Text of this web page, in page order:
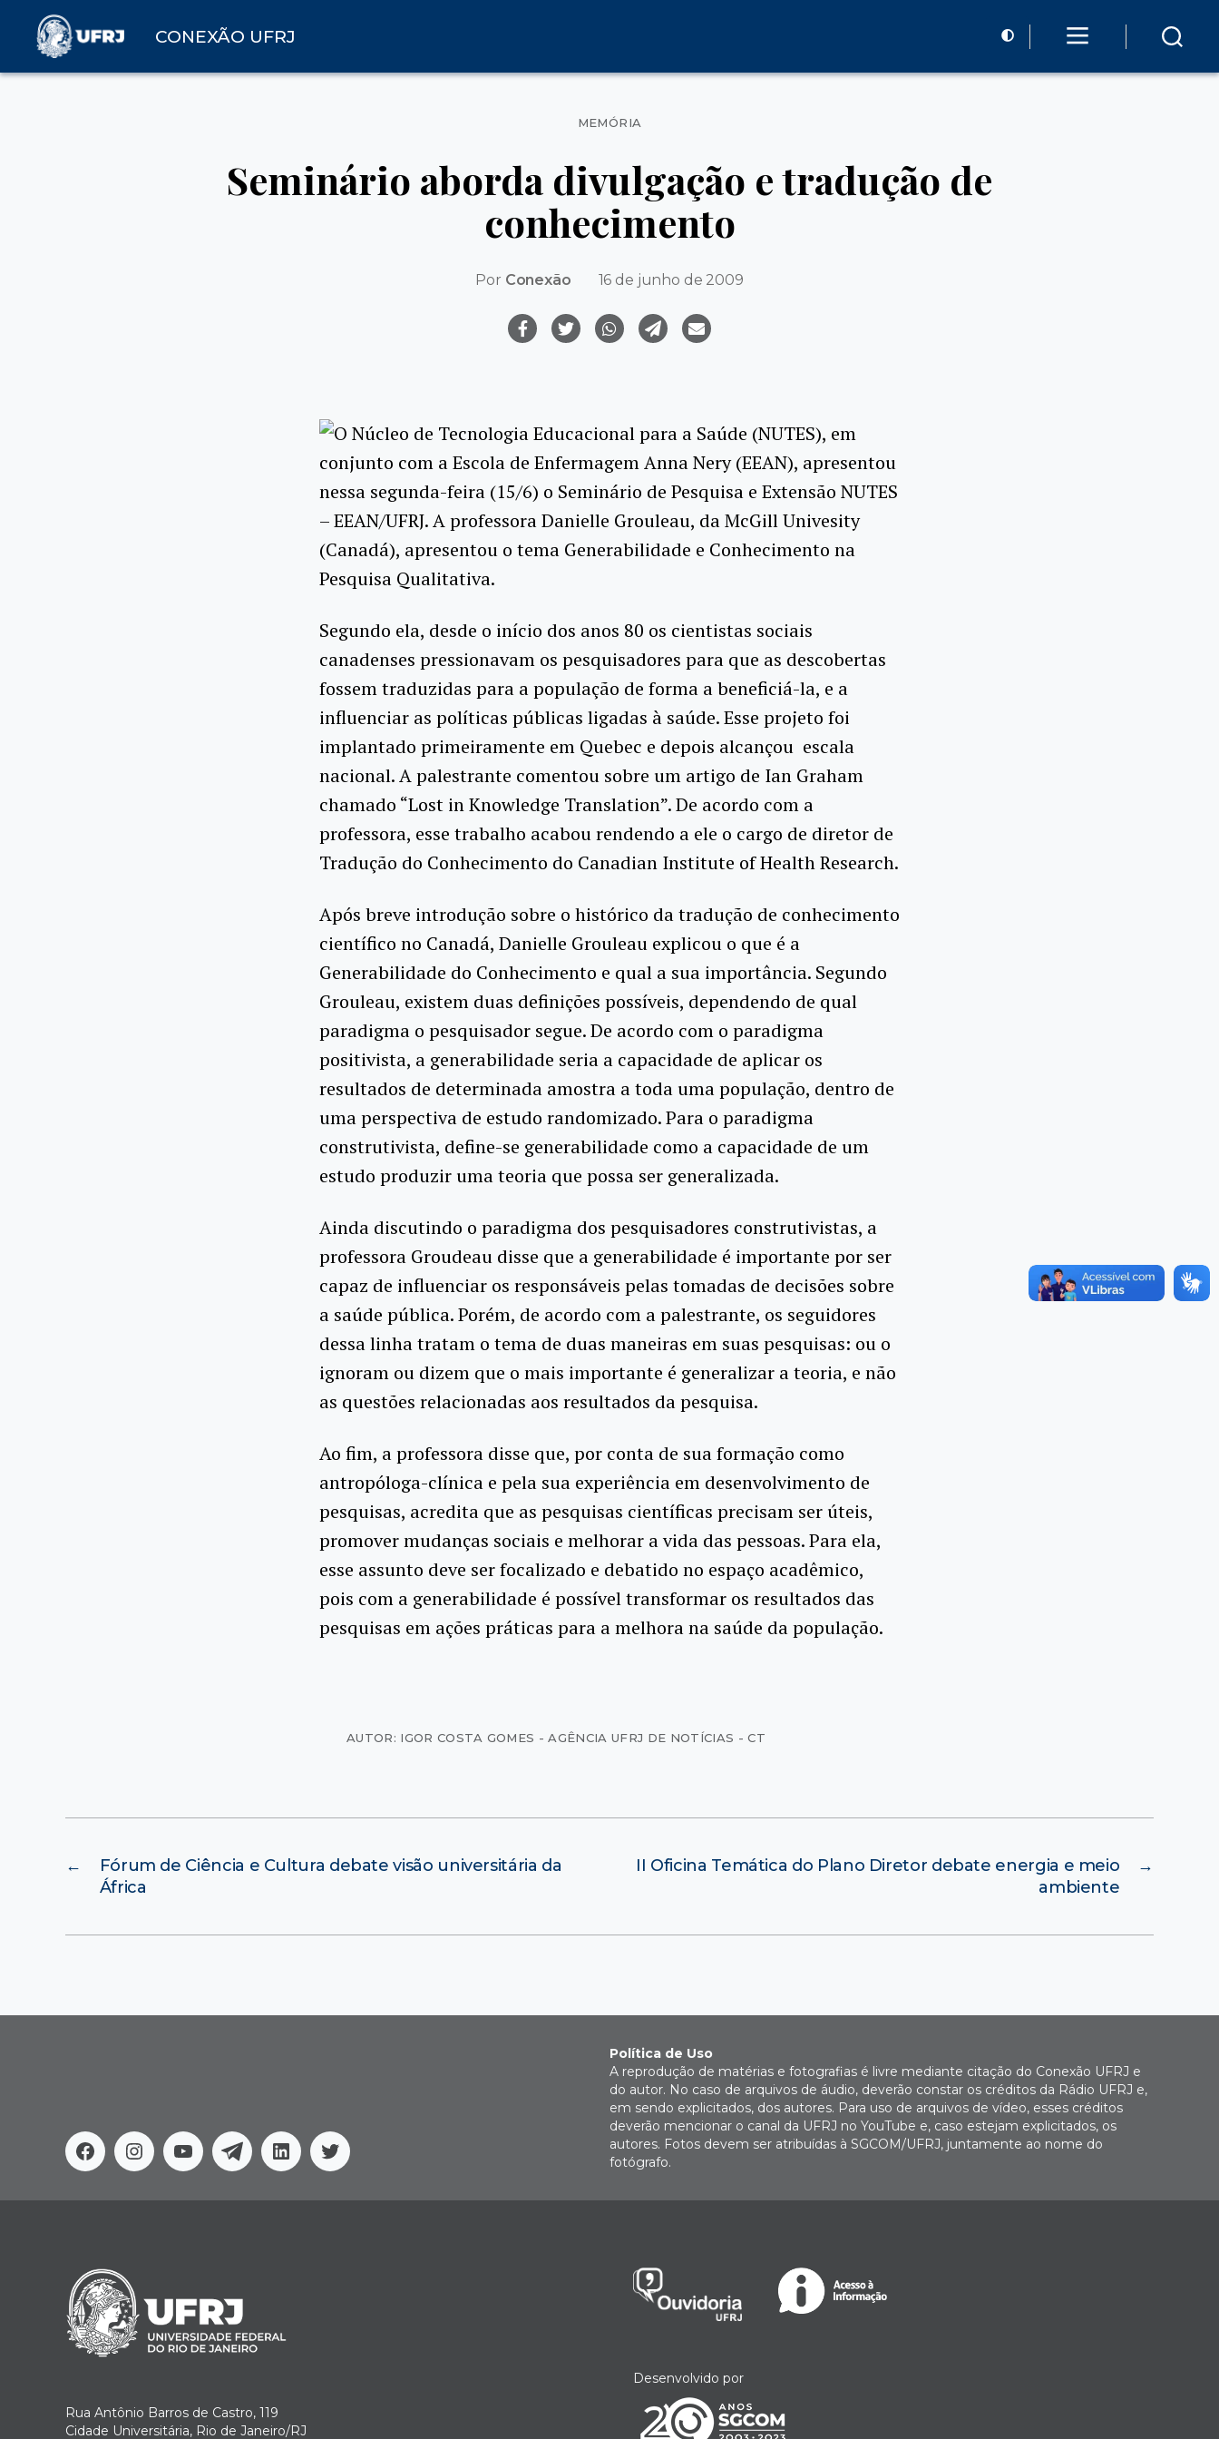
CONEXÃO UFRJ
Categorias
MEMÓRIA
Seminário aborda divulgação e tradução de
conhecimento
Por Conexão 16 de junho de 2009
O Núcleo de Tecnologia Educacional para a Saúde (NUTES), em
conjunto com a Escola de Enfermagem Anna Nery (EEAN), apresentou
nessa segunda-feira (15/6) o Seminário de Pesquisa e Extensão NUTES
– EEAN/UFRJ. A professora Danielle Grouleau, da McGill Univesity
(Canadá), apresentou o tema Generabilidade e Conhecimento na
Pesquisa Qualitativa.
Segundo ela, desde o início dos anos 80 os cientistas sociais
canadenses pressionavam os pesquisadores para que as descobertas
fossem traduzidas para a população de forma a beneficiá-la, e a
influenciar as políticas públicas ligadas à saúde. Esse projeto foi
implantado primeiramente em Quebec e depois alcançou escala
nacional. A palestrante comentou sobre um artigo de Ian Graham
chamado “Lost in Knowledge Translation”. De acordo com a
professora, esse trabalho acabou rendendo a ele o cargo de diretor de
Tradução do Conhecimento do Canadian Institute of Health Research.
Após breve introdução sobre o histórico da tradução de conhecimento
científico no Canadá, Danielle Grouleau explicou o que é a
Generabilidade do Conhecimento e qual a sua importância. Segundo
Grouleau, existem duas definições possíveis, dependendo de qual
paradigma o pesquisador segue. De acordo com o paradigma
positivista, a generabilidade seria a capacidade de aplicar os
resultados de determinada amostra a toda uma população, dentro de
uma perspectiva de estudo randomizado. Para o paradigma
construtivista, define-se generabilidade como a capacidade de um
estudo produzir uma teoria que possa ser generalizada.
Ainda discutindo o paradigma dos pesquisadores construtivistas, a
professora Groudeau disse que a generabilidade é importante por ser
capaz de influenciar os responsáveis pelas tomadas de decisões sobre
a saúde pública. Porém, de acordo com a palestrante, os seguidores
dessa linha tratam o tema de duas maneiras em suas pesquisas: ou o
ignoram ou dizem que o mais importante é generalizar a teoria, e não
as questões relacionadas aos resultados da pesquisa.
Ao fim, a professora disse que, por conta de sua formação como
antropóloga-clínica e pela sua experiência em desenvolvimento de
pesquisas, acredita que as pesquisas científicas precisam ser úteis,
promover mudanças sociais e melhorar a vida das pessoas. Para ela,
esse assunto deve ser focalizado e debatido no espaço acadêmico,
pois com a generabilidade é possível transformar os resultados das
pesquisas em ações práticas para a melhora na saúde da população.
AUTOR: IGOR COSTA GOMES - AGÊNCIA UFRJ DE NOTÍCIAS - CT
←
Fórum de Ciência e Cultura debate visão universitária da
África
→
II Oficina Temática do Plano Diretor debate energia e meio
ambiente
FacebookInstagram
YoutubeTelegramLinkedinTwitter
Política de Uso
A reprodução de matérias e fotografias é livre mediante citação do Conexão UFRJ e
do autor. No caso de arquivos de áudio, deverão constar os créditos da Rádio UFRJ e,
em sendo explicitados, dos autores. Para uso de arquivos de vídeo, esses créditos
deverão mencionar o canal da UFRJ no YouTube e, caso estejam explicitados, os
autores. Fotos devem ser atribuídas à SGCOM/UFRJ, juntamente ao nome do
fotógrafo.
Rua Antônio Barros de Castro, 119
Cidade Universitária, Rio de Janeiro/RJ
Desenvolvido por